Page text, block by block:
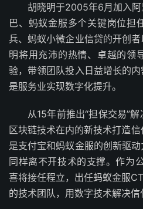
胡晓明于2005年6月加入
巴、蚂蚁金服多个关键岗位担
兵、蚂蚁小微企业信贷的开创
明将用充沛的热情、卓越的领
验，带领团队投入日益增长的
是服务业实现数字化提升。
从15年前推出“担保交易”
区块链技术在内的新技术打造
是支付宝和蚂蚁金服的创新驱
同样离不开技术的支撑。作为
喜将接任程立，出任蚂蚁金服
的技术团队，用数字技术解决信